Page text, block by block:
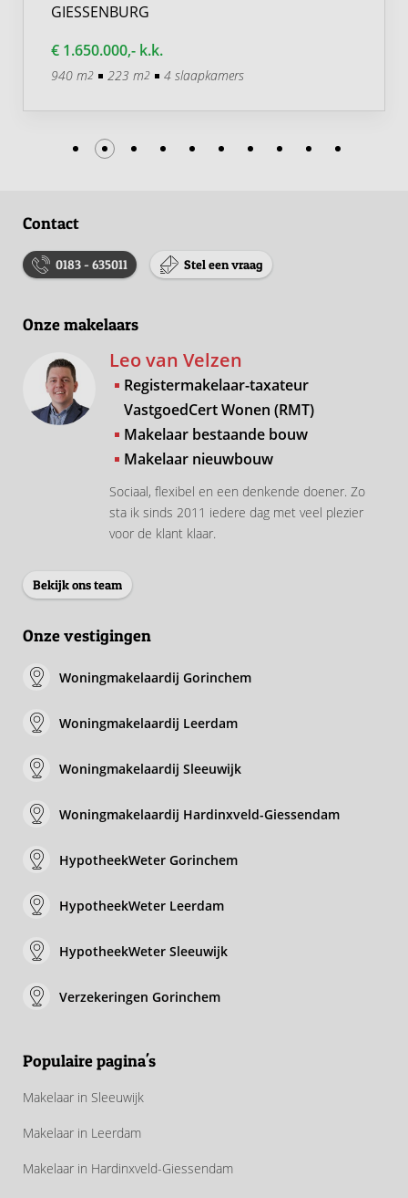
GIESSENBURG
€ 1.650.000,- k.k.
940 m2 223 m2 4 slaapkamers
Contact
0183 - 635011 Stel een vraag
Onze makelaars
Leo van Velzen
Registermakelaar-taxateur
VastgoedCert Wonen (RMT)
Makelaar bestaande bouw
Makelaar nieuwbouw
Sociaal, flexibel en een denkende doener. Zo
sta ik sinds 2011 iedere dag met veel plezier
voor de klant klaar.
Bekijk ons team
Onze vestigingen
Woningmakelaardij Gorinchem
Woningmakelaardij Leerdam
Woningmakelaardij Sleeuwijk
Woningmakelaardij Hardinxveld-Giessendam
HypotheekWeter Gorinchem
HypotheekWeter Leerdam
HypotheekWeter Sleeuwijk
Verzekeringen Gorinchem
Populaire pagina's
Makelaar in Sleeuwijk
Makelaar in Leerdam
Makelaar in Hardinxveld-Giessendam